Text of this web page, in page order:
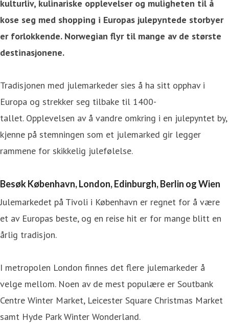
kulturliv, kulinariske opplevelser og muligheten til å
kose seg med shopping i Europas julepyntede storbyer
er forlokkende. Norwegian flyr til mange av de største
destinasjonene.
Tradisjonen med julemarkeder sies å ha sitt opphav i
Europa og strekker seg tilbake til 1400-
tallet. Opplevelsen av å vandre omkring i en julepyntet by,
kjenne på stemningen som et julemarked gir legger
rammene for skikkelig julefølelse.
Besøk København, London, Edinburgh, Berlin og Wien
Julemarkedet på Tivoli i København er regnet for å være
et av Europas beste, og en reise hit er for mange blitt en
årlig tradisjon.
I metropolen London finnes det flere julemarkeder å
velge mellom. Noen av de mest populære er Soutbank
Centre Winter Market, Leicester Square Christmas Market
samt Hyde Park Winter Wonderland.